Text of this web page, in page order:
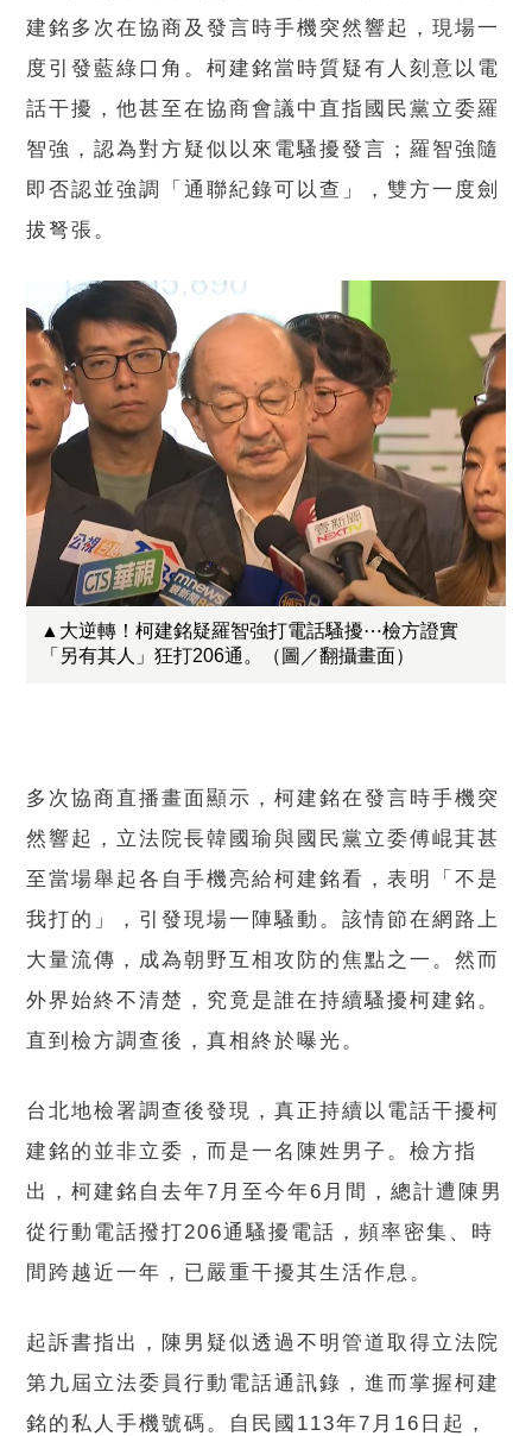
建銘多次在協商及發言時手機突然響起，現場一
度引發藍綠口角。柯建銘當時質疑有人刻意以電
話干擾，他甚至在協商會議中直指國民黨立委羅
智強，認為對方疑似以來電騷擾發言；羅智強隨
即否認並強調「通聯紀錄可以查」，雙方一度劍
拔弩張。
▲大逆轉！柯建銘疑羅智強打電話騷擾⋯檢方證實
「另有其人」狂打206通。（圖／翻攝畫面）
多次協商直播畫面顯示，柯建銘在發言時手機突
然響起，立法院長韓國瑜與國民黨立委傅崐萁甚
至當場舉起各自手機亮給柯建銘看，表明「不是
我打的」，引發現場一陣騷動。該情節在網路上
大量流傳，成為朝野互相攻防的焦點之一。然而
外界始終不清楚，究竟是誰在持續騷擾柯建銘。
直到檢方調查後，真相終於曝光。
台北地檢署調查後發現，真正持續以電話干擾柯
建銘的並非立委，而是一名陳姓男子。檢方指
出，柯建銘自去年7月至今年6月間，總計遭陳男
從行動電話撥打206通騷擾電話，頻率密集、時
間跨越近一年，已嚴重干擾其生活作息。
起訴書指出，陳男疑似透過不明管道取得立法院
第九屆立法委員行動電話通訊錄，進而掌握柯建
銘的私人手機號碼。自民國113年7月16日起，